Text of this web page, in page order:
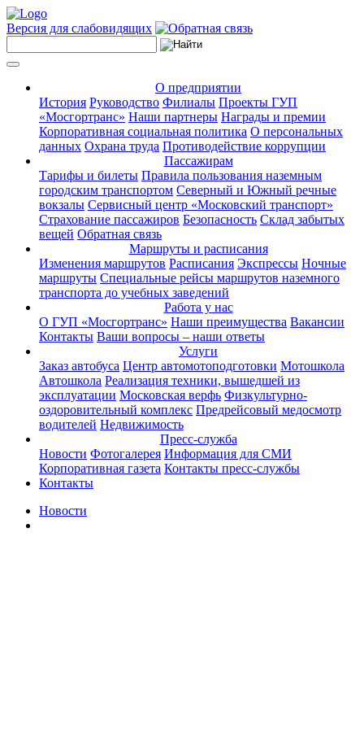
Версия для слабовидящих
О предприятии
История Руководство Филиалы Проекты ГУП
«Мосгортранс» Наши партнеры Награды и премии
Корпоративная социальная политика О персональных
данных Охрана труда Противодействие коррупции
Пассажирам
Тарифы и билеты Правила пользования наземным
городским транспортом Северный и Южный речные
вокзалы Сервисный центр «Московский транспорт»
Страхование пассажиров Безопасность Склад забытых
вещей Обратная связь
Маршруты и расписания
Изменения маршрутов Расписания Экспрессы Ночные
маршруты Специальные рейсы маршрутов наземного
транспорта до учебных заведений
Работа у нас
О ГУП «Мосгортранс» Наши преимущества Вакансии
Контакты Ваши вопросы – наши ответы
Услуги
Заказ автобуса Центр автомотоподготовки Мотошкола
Автошкола Реализация техники, вышедшей из
эксплуатации Московская верфь Физкультурно-
оздоровительный комплекс Предрейсовый медосмотр
водителей Недвижимость
Пресс-служба
Новости Фотогалерея Информация для СМИ
Корпоративная газета Контакты пресс-службы
Контакты
Новости